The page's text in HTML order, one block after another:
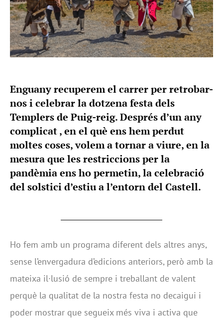
Enguany recuperem el carrer per retrobar-
nos i celebrar la dotzena festa dels
Templers de Puig-reig. Després d’un any
complicat , en el què ens hem perdut
moltes coses, volem a tornar a viure, en la
mesura que les restriccions per la
pandèmia ens ho permetin, la celebració
del solstici d’estiu a l’entorn del Castell.
Ho fem amb un programa diferent dels altres anys,
sense l’envergadura d’edicions anteriors, però amb la
mateixa il·lusió de sempre i treballant de valent
perquè la qualitat de la nostra festa no decaigui i
poder mostrar que segueix més viva i activa que